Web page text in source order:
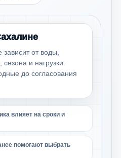
зависит от воды,
сезона и нагрузки.
до согласования
влияет на сроки и
помогают выбрать